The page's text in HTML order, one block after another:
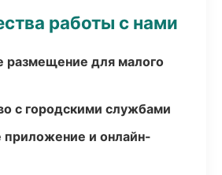
работы с нами
размещение для малого
с городскими службами
и онлайн-